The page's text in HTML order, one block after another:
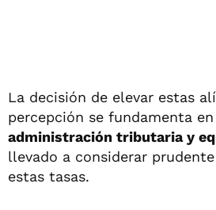
La decisión de elevar estas
percepción se fundamenta
administración tributaria y
llevado a considerar
estas tasas.